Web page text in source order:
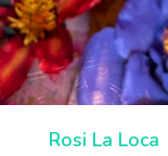
Rosi La Loca